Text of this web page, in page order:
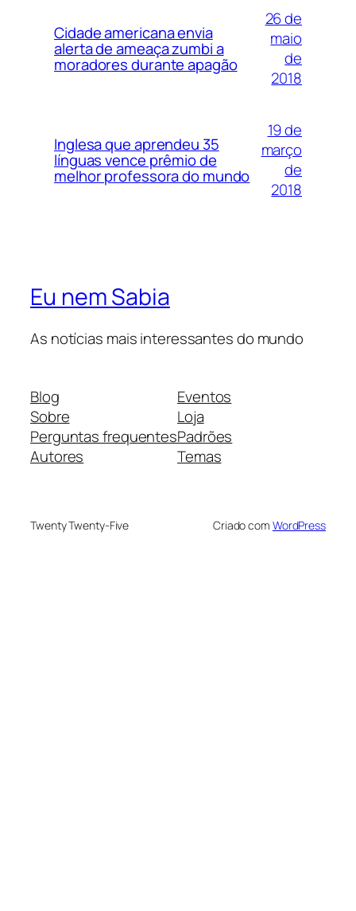
Cidade americana envia
alerta de ameaça zumbi a
moradores durante apagão
26 de
maio
de
2018
Inglesa que aprendeu 35
línguas vence prêmio de
melhor professora do mundo
19 de
março
de
2018
Eu nem Sabia
As notícias mais interessantes do mundo
Blog
Sobre
Perguntas frequentes
Autores
Eventos
Loja
Padrões
Temas
Twenty Twenty-Five Criado com WordPress